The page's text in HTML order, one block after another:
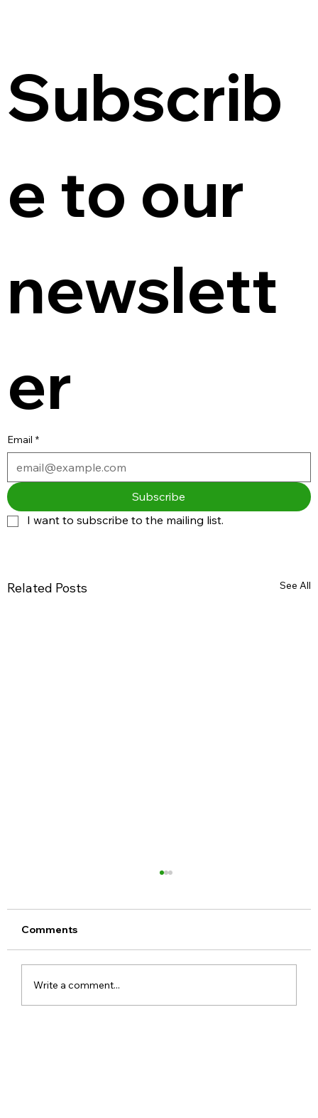
Subscrib
e to our
newslett
er
Email *
Subscribe
I want to subscribe to the mailing list.
Related Posts See All
Comments
Write a comment...